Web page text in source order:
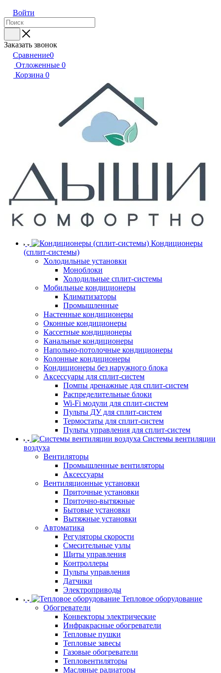
Войти
Заказать звонок
Сравнение0
Отложенные 0
Корзина 0
Кондиционеры
(сплит-системы)
Холодильные установки
Моноблоки
Холодильные сплит-системы
Мобильные кондиционеры
Климатизаторы
Промышленные
Настенные кондиционеры
Оконные кондиционеры
Кассетные кондиционеры
Канальные кондиционеры
Напольно-потолочные кондиционеры
Колонные кондиционеры
Кондиционеры без наружного блока
Аксессуары для сплит-систем
Помпы дренажные для сплит-систем
Распределительные блоки
Wi-Fi модули для сплит-систем
Пульты ДУ для сплит-систем
Термостаты для сплит-систем
Пульты управления для сплит-систем
Системы вентиляции
воздуха
Вентиляторы
Промышленные вентиляторы
Аксессуары
Вентиляционные установки
Приточные установки
Приточно-вытяжные
Бытовые установки
Вытяжные установки
Автоматика
Регуляторы скорости
Смесительные узлы
Щиты управления
Контроллеры
Пульты управления
Датчики
Электроприводы
Тепловое оборудование
Обогреватели
Конвекторы электрические
Инфракрасные обогреватели
Тепловые пушки
Тепловые завесы
Газовые обогреватели
Тепловентиляторы
Масляные радиаторы